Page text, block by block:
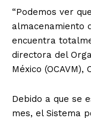
“Podemos ver
almacenamiento
encuentra
directora del
México (OCAVM),
Debido a que se
mes, el Sistema